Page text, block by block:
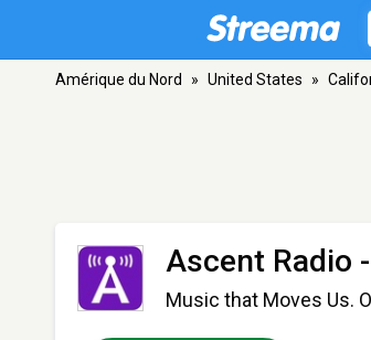
Amérique du Nord » United States »
Ascent Radio
Music that Moves Us.